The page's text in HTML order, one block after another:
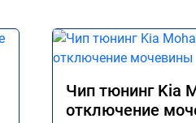
Чип тюнинг Kia
отключение